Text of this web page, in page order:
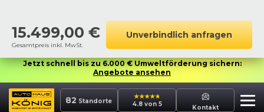
15.499,00 €
Gesamtpreis inkl. MwSt.
Unverbindlich anfragen
Jetzt schnell bis zu 6.000 € Umweltförderung sichern:
Angebote ansehen
82 Standorte 4.8 von 5 Kontakt